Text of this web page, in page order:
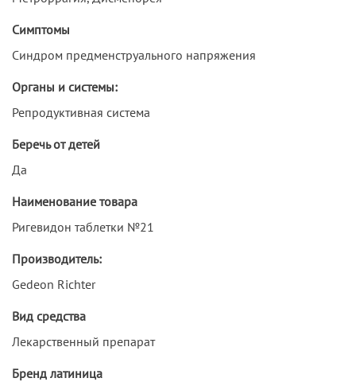
Симптомы
Синдром предменструального напряжения
Органы и системы:
Репродуктивная система
Беречь от детей
Да
Наименование товара
Ригевидон таблетки №21
Производитель:
Gedeon Richter
Вид средства
Лекарственный препарат
Бренд латиница